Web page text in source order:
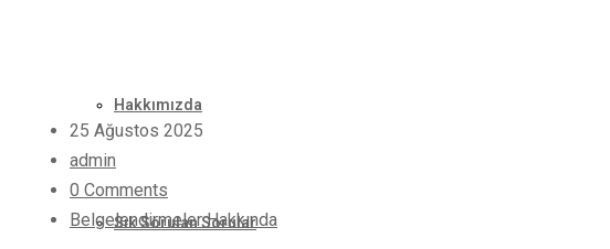
Hakkımızda
Sık Sorulan Sorular
25 Ağustos 2025
admin
0 Comments
Belgelendirmeler Hakkında